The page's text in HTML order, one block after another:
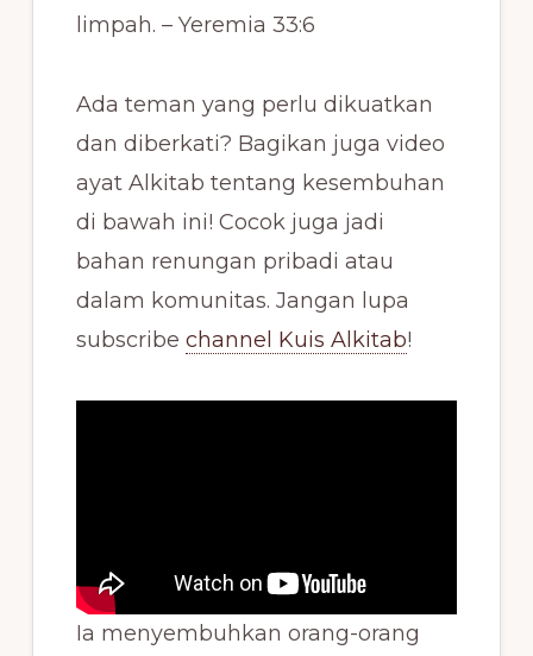
limpah. – Yeremia 33:6
Ada teman yang perlu dikuatkan
dan diberkati? Bagikan juga video
ayat Alkitab tentang kesembuhan
di bawah ini! Cocok juga jadi
bahan renungan pribadi atau
dalam komunitas. Jangan lupa
subscribe channel Kuis Alkitab!
Ia menyembuhkan orang-orang